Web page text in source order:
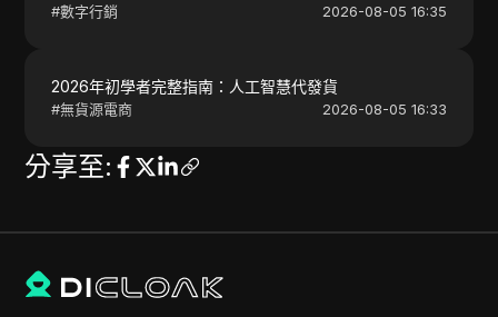
#數字行銷 2026-08-05 16:35
2026年初學者完整指南：人工智慧代發貨
#無貨源電商 2026-08-05 16:33
分享至: